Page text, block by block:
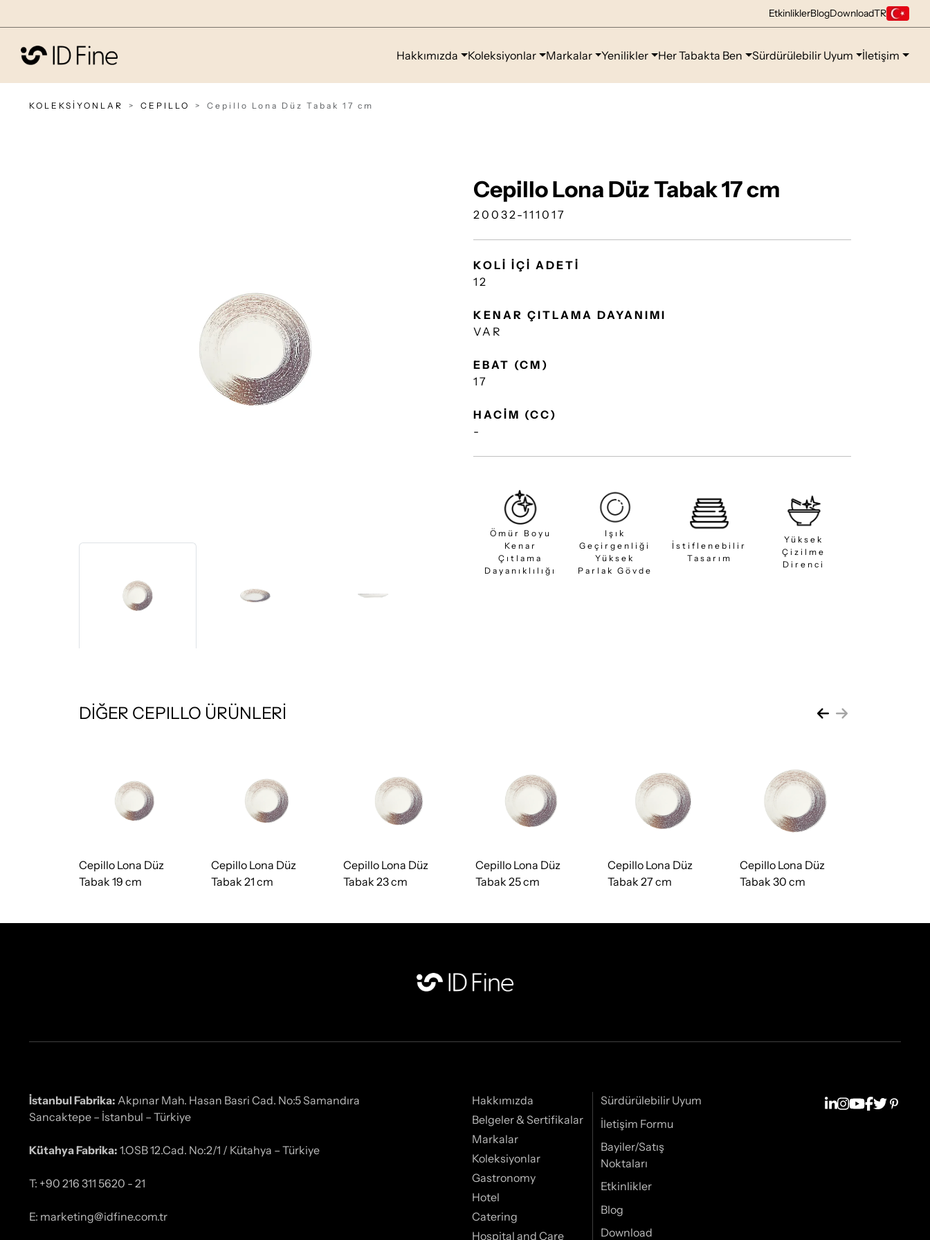
EtkinliklerBlogDownloadTR
Hakkımızda Koleksiyonlar Markalar Yenilikler Her Tabakta Ben Sürdürülebilir Uyum İletişim
KOLEKSİYONLAR CEPILLO Cepillo Lona Düz Tabak 17 cm
Cepillo Lona Düz Tabak 17 cm
20032-111017
KOLİ İÇİ ADETİ
12
KENAR ÇITLAMA DAYANIMI
VAR
EBAT (CM)
17
HACİM (CC)
-
Ömür Boyu
Kenar
Çıtlama
Dayanıklılığı
Işık
Geçirgenliği
Yüksek
Parlak Gövde
İstiflenebilir
Tasarım
Yüksek
Çizilme
Direnci
DİĞER CEPILLO ÜRÜNLERİ
Cepillo Lona Düz
Tabak 19 cm
Cepillo Lona Düz
Tabak 21 cm
Cepillo Lona Düz
Tabak 23 cm
Cepillo Lona Düz
Tabak 25 cm
Cepillo Lona Düz
Tabak 27 cm
Cepillo Lona Düz
Tabak 30 cm
İstanbul Fabrika: Akpınar Mah. Hasan Basri Cad. No:5 Samandıra
Sancaktepe – İstanbul – Türkiye
Kütahya Fabrika: 1.OSB 12.Cad. No:2/1 / Kütahya – Türkiye
T: +90 216 311 5620 - 21
E: marketing@idfine.com.tr
Hakkımızda
Belgeler & Sertifikalar
Markalar
Koleksiyonlar
Gastronomy
Hotel
Catering
Hospital and Care
Sürdürülebilir Uyum
İletişim Formu
Bayiler/Satış
Noktaları
Etkinlikler
Blog
Download